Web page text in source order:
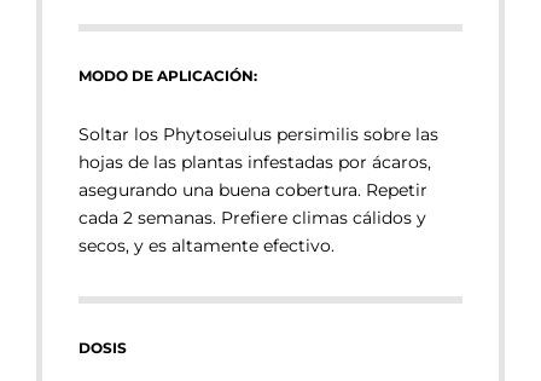
MODO DE APLICACIÓN:
Soltar los Phytoseiulus persimilis sobre las
hojas de las plantas infestadas por ácaros,
asegurando una buena cobertura. Repetir
cada 2 semanas. Prefiere climas cálidos y
secos, y es altamente efectivo.
DOSIS